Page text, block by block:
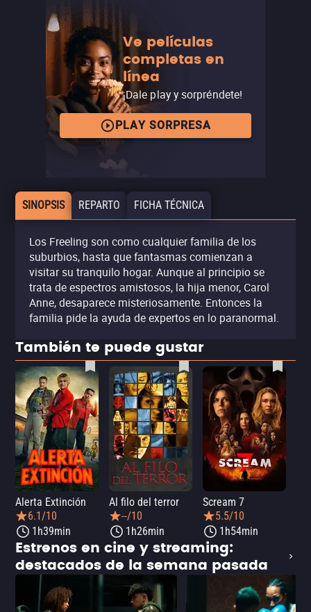
Ve películas
completas en
línea
¡Dale play y sorpréndete!
PLAY SORPRESA
SINOPSIS REPARTO FICHA TÉCNICA
Los Freeling son como cualquier familia de los
suburbios, hasta que fantasmas comienzan a
visitar su tranquilo hogar. Aunque al principio se
trata de espectros amistosos, la hija menor, Carol
Anne, desaparece misteriosamente. Entonces la
familia pide la ayuda de expertos en lo paranormal.
También te puede gustar
Alerta Extinción
6.1/10
1h39min
Al filo del terror
--/10
1h26min
Scream 7
5.5/10
1h54min
Estrenos en cine y streaming:
destacados de la semana pasada